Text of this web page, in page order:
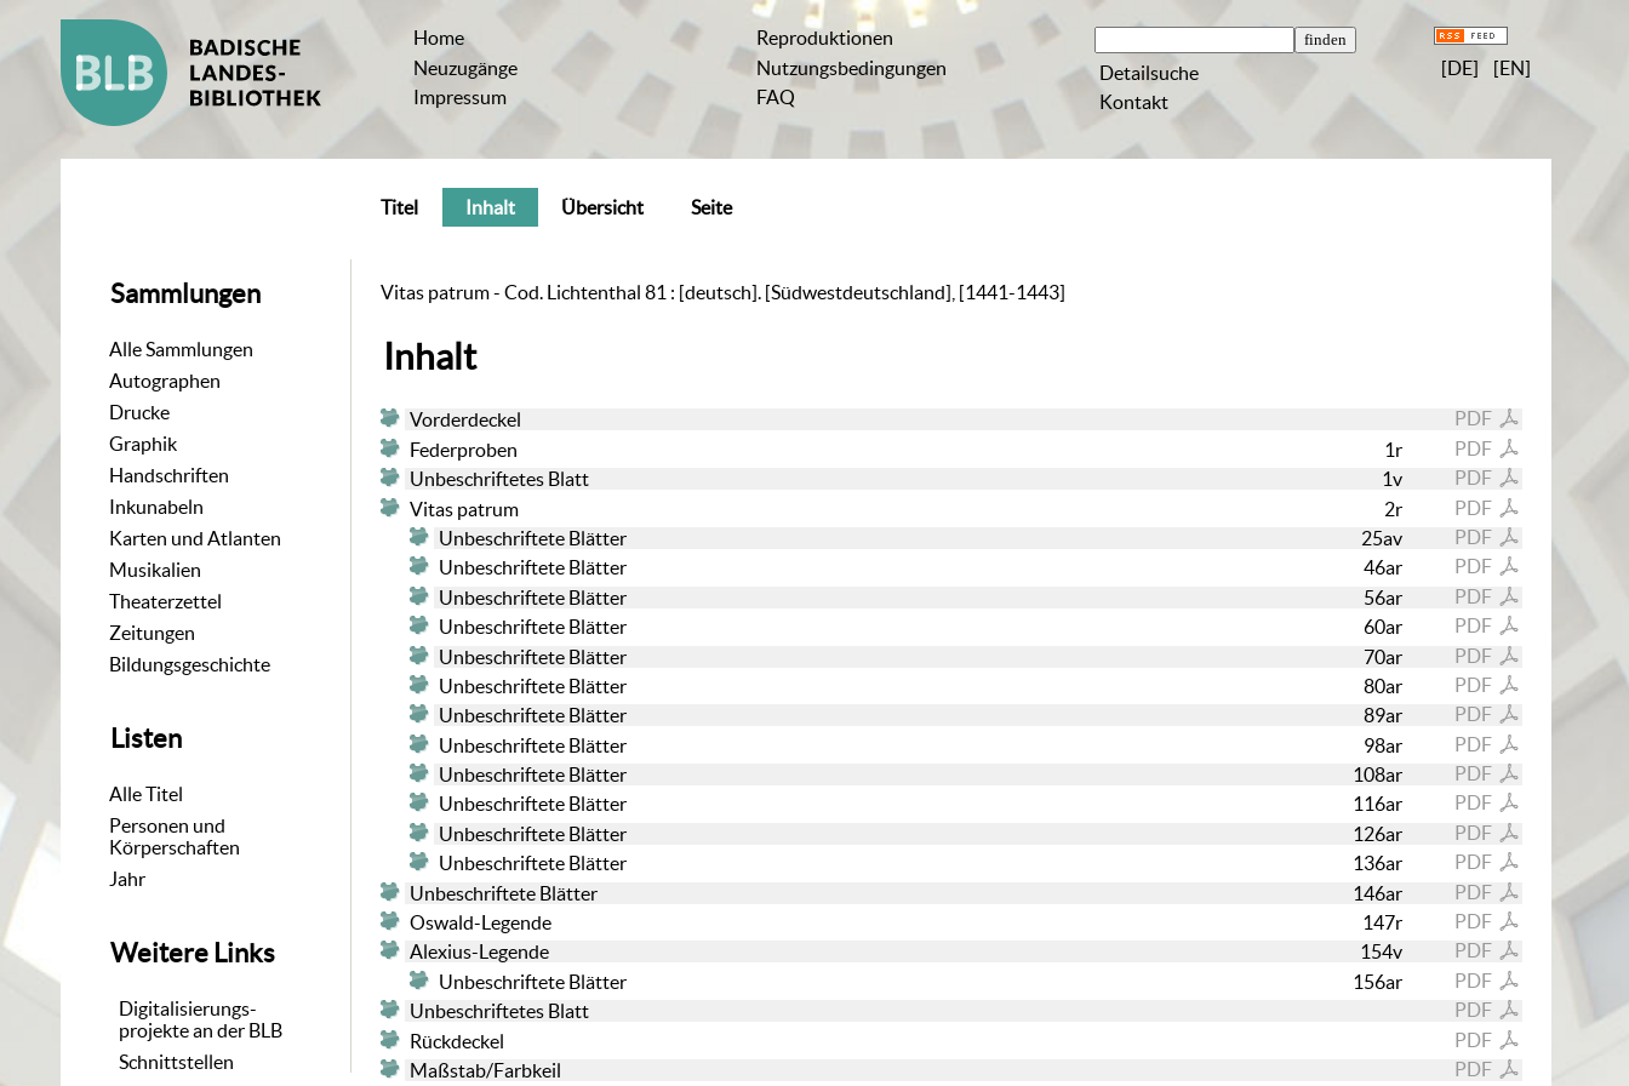
Home
Neuzugänge
Impressum
Reproduktionen
Nutzungsbedingungen
FAQ
Detailsuche
Kontakt
[DE] [EN]
Sammlungen
Alle Sammlungen
Autographen
Drucke
Graphik
Handschriften
Inkunabeln
Karten und Atlanten
Musikalien
Theaterzettel
Zeitungen
Bildungsgeschichte
Listen
Alle Titel
Personen und
Körperschaften
Jahr
Weitere Links
Digitalisierungs-
projekte an der BLB
Schnittstellen
Titel Inhalt Übersicht Seite
Vitas patrum - Cod. Lichtenthal 81 : [deutsch]. [Südwestdeutschland], [1441-1443]
Inhalt
PDF
Vorderdeckel
PDF
1r
Federproben
PDF
1v
Unbeschriftetes Blatt
PDF
2r
Vitas patrum
PDF
25av
Unbeschriftete Blätter
PDF
46ar
Unbeschriftete Blätter
PDF
56ar
Unbeschriftete Blätter
PDF
60ar
Unbeschriftete Blätter
PDF
70ar
Unbeschriftete Blätter
PDF
80ar
Unbeschriftete Blätter
PDF
89ar
Unbeschriftete Blätter
PDF
98ar
Unbeschriftete Blätter
PDF
108ar
Unbeschriftete Blätter
PDF
116ar
Unbeschriftete Blätter
PDF
126ar
Unbeschriftete Blätter
PDF
136ar
Unbeschriftete Blätter
PDF
146ar
Unbeschriftete Blätter
PDF
147r
Oswald-Legende
PDF
154v
Alexius-Legende
PDF
156ar
Unbeschriftete Blätter
PDF
Unbeschriftetes Blatt
PDF
Rückdeckel
PDF
Maßstab/Farbkeil